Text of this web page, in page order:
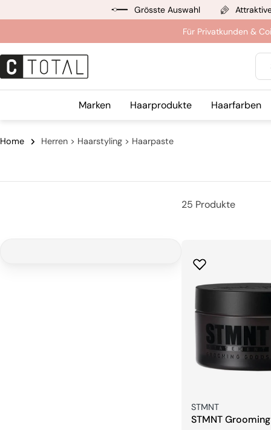
Inhalt
Grösste Auswahl
Für Privatkunden &
Marken Haarprodukte Haarfarben
Home Herren > Haarstyling > Haarpaste
25 Produkte
Verkäufer:
STMNT
STMNT